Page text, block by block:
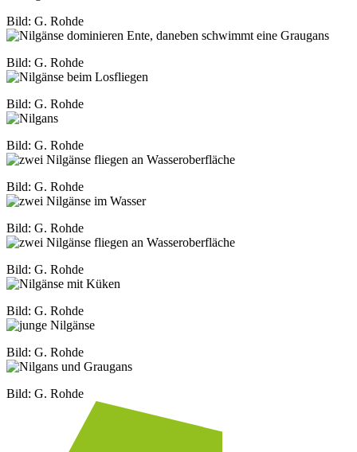
Bild: G. Rohde
Bild: G. Rohde
Bild: G. Rohde
Bild: G. Rohde
Bild: G. Rohde
Bild: G. Rohde
Bild: G. Rohde
Bild: G. Rohde
Bild: G. Rohde
Bild: G. Rohde